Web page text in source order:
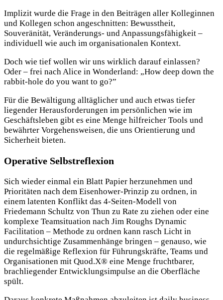
Implizit wurde die Frage in den Beiträgen aller Kolleginnen
und Kollegen schon angeschnitten: Bewusstheit,
Souveränität, Veränderungs- und Anpassungsfähigkeit –
individuell wie auch im organisationalen Kontext.
Doch wie tief wollen wir uns wirklich darauf einlassen?
Oder – frei nach Alice in Wonderland: „How deep down the
rabbit-hole do you want to go?”
Für die Bewältigung alltäglicher und auch etwas tiefer
liegender Herausforderungen im persönlichen wie im
Geschäftsleben gibt es eine Menge hilfreicher Tools und
bewährter Vorgehensweisen, die uns Orientierung und
Sicherheit bieten.
Operative Selbstreflexion
Sich wieder einmal ein Blatt Papier herzunehmen und
Prioritäten nach dem Eisenhower-Prinzip zu ordnen, in
einem latenten Konflikt das 4-Seiten-Modell von
Friedemann Schultz von Thun zu Rate zu ziehen oder eine
komplexe Teamsituation nach Jim Roughs Dynamic
Facilitation – Methode zu ordnen kann rasch Licht in
undurchsichtige Zusammenhänge bringen – genauso, wie
die regelmäßige Reflexion für Führungskräfte, Teams und
Organisationen mit Quod.X® eine Menge fruchtbarer,
brachliegender Entwicklungsimpulse an die Oberfläche
spült.